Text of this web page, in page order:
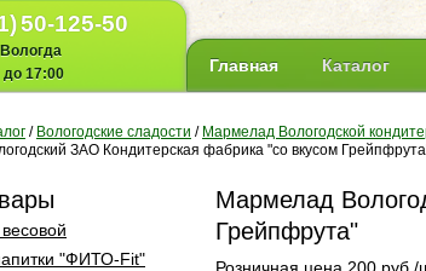
50-125-50
до 17:00
Главная Каталог
/ Вологодские сладости / Мармелад Вологодской
ЗАО Кондитерская фабрика "со вкусом
"ФИТО-Fit"
Мармелад
Грейпфрута"